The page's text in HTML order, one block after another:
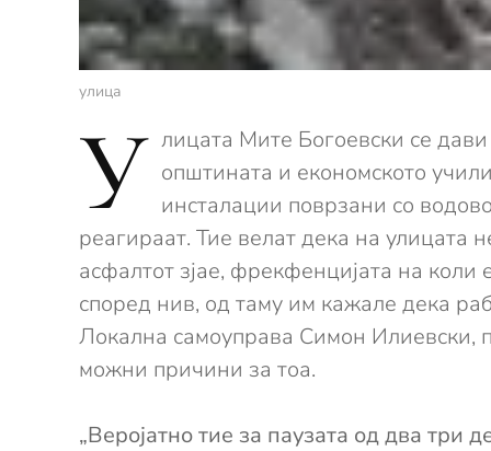
улица
У лицата Мите Богоевски се
општината и економското
инсталации поврзани со
реагираат. Тие велат дека на улицата
асфалтот зјае, фрекфенцијата на
според нив, од таму им кажале дека
Локална самоуправа Симон Илиевски,
можни причини за тоа.
„Веројатно тие за паузата од два